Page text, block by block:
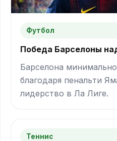
Футбол
Победа Барселоны
Барселона
благодаря пенальти
лидерство в Ла Лиге.
Теннис